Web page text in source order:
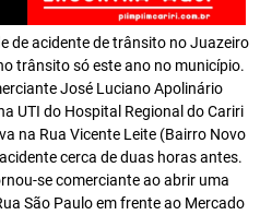
de acidente de trânsito no Juazeiro
trânsito só este ano no município.
José Luciano Apolinário
UTI do Hospital Regional do Cariri
na Rua Vicente Leite (Bairro Novo
cerca de duas horas antes.
se comerciante ao abrir uma
São Paulo em frente ao Mercado